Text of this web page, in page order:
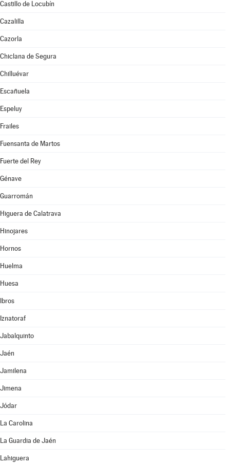
Castillo de Locubín
Cazalilla
Cazorla
Chiclana de Segura
Chilluévar
Escañuela
Espeluy
Frailes
Fuensanta de Martos
Fuerte del Rey
Génave
Guarromán
Higuera de Calatrava
Hinojares
Hornos
Huelma
Huesa
Ibros
Iznatoraf
Jabalquinto
Jaén
Jamilena
Jimena
Jódar
La Carolina
La Guardia de Jaén
Lahiguera